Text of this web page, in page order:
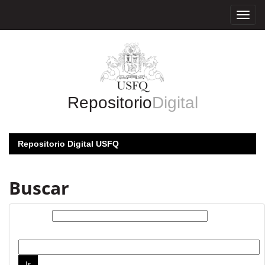
RepositorioDigital
Repositorio Digital USFQ
Buscar